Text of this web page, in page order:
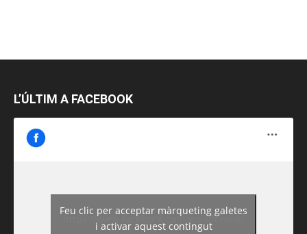
L’ÚLTIM A FACEBOOK
https://www.facebook.com/guiadereus/
Feu clic per acceptar màrqueting galetes
i activar aquest contingut